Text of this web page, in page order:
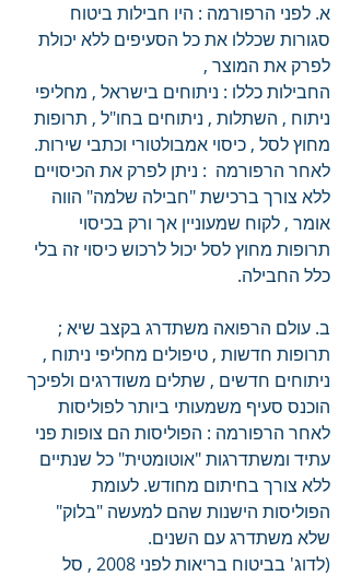
א. לפני הרפורמה : היו חבילות ביטוח
סגורות שכללו את כל הסעיפים ללא יכולת
לפרק את המוצר ,
החבילות כללו : ניתוחים בישראל , מחליפי
ניתוח , השתלות , ניתוחים בחו"ל , תרופות
מחוץ לסל , כיסוי אמבולטורי וכתבי שירות.
לאחר הרפורמה  : ניתן לפרק את הכיסויים
ללא צורך ברכישת "חבילה שלמה" הווה
אומר , לקוח שמעוניין אך ורק בכיסוי
תרופות מחוץ לסל יכול לרכוש כיסוי זה בלי
כלל החבילה.
ב. עולם הרפואה משתדרג בקצב שיא ;
תרופות חדשות , טיפולים מחליפי ניתוח ,
ניתוחים חדשים , שתלים משודרגים ולפיכך
הוכנס סעיף משמעותי ביותר לפוליסות
לאחר הרפורמה : הפוליסות הם צופות פני
עתיד ומשתדרגות "אוטומטית" כל שנתיים
ללא צורך בחיתום מחודש. לעומת
הפוליסות הישנות שהם למעשה "בלוק"
שלא משתדרג עם השנים.
(לדוג' בביטוח בריאות לפני 2008 , סל